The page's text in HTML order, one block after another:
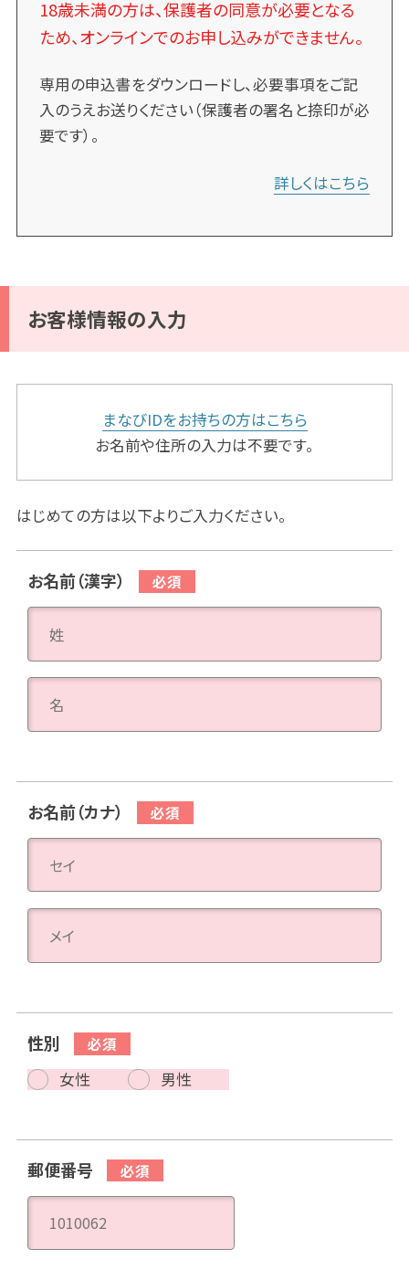
18歳未満の方は、保護者の同意が必要となる
ため、オンラインでのお申し込みができません。
専用の申込書をダウンロードし、必要事項をご記
入のうえお送りください（保護者の署名と捺印が必
要です）。
詳しくはこちら
お客様情報の入力
まなびIDをお持ちの方はこちら
お名前や住所の入力は不要です。
はじめての方は以下よりご入力ください。
お名前（漢字）
お名前（カナ）
性別
女性 男性
郵便番号